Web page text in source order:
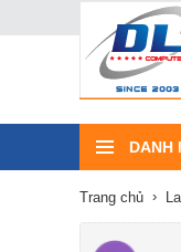
DANH
Trang chủ